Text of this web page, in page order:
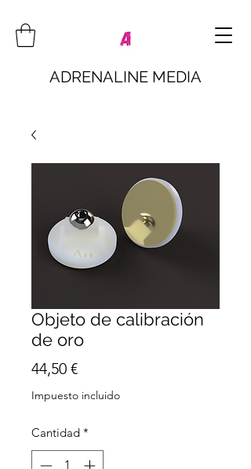
ADRENALINE MEDIA
Objeto de calibración
de oro
44,50 €Precio
Impuesto incluido
Cantidad *